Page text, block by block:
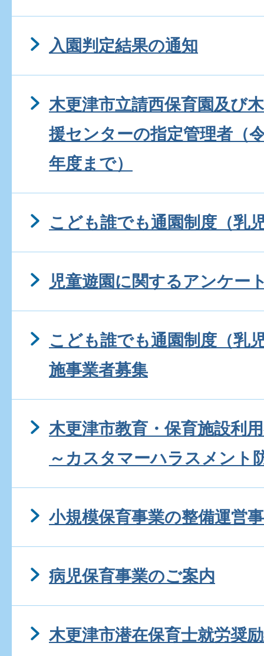
入園判定結果の通知
木更津市立請西保育園及び
援センターの指定管理者（
年度まで）
こども誰でも通園制度（乳
児童遊園に関するアンケー
こども誰でも通園制度（乳
施事業者募集
木更津市教育・保育施設利
～カスタマーハラスメント
小規模保育事業の整備運営
病児保育事業のご案内
木更津市潜在保育士就労奨